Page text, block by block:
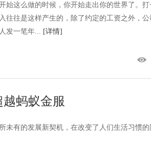
始这么做的时候，你开始走出你的世界了。打
往往是这样产生的，除了约定的工资之外，公
发一笔年...
[详情]
蚂蚁金服
未有的发展新契机，在改变了人们生活习惯的